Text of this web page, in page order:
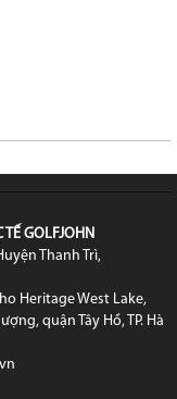
TẾ GOLFJOHN
Thanh Trì,
Heritage West Lake,
quận Tây Hồ, TP. Hà